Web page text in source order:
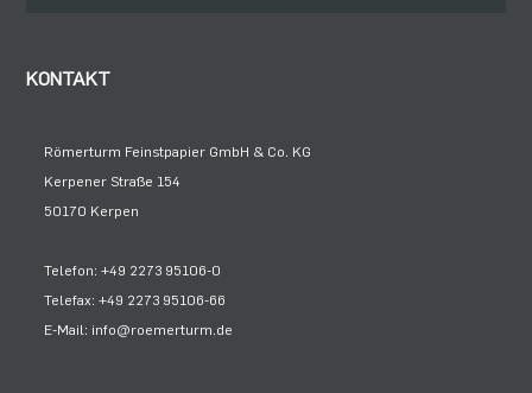
KONTAKT
Römerturm Feinstpapier GmbH & Co. KG
Kerpener Straße 154
50170 Kerpen
Telefon: +49 2273 95106-0
Telefax: +49 2273 95106-66
E-Mail: info@roemerturm.de